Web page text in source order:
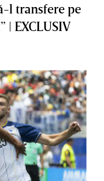
l transfere pe
| EXCLUSIV